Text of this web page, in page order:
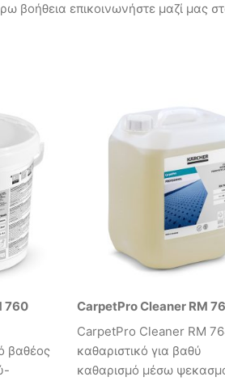
βοήθεια επικοινωνήστε μαζί
760
βαθέος
CarpetPro Cleaner RM
CarpetPro Cleaner RM
καθαριστικό για βαθύ
καθαρισμό μέσω